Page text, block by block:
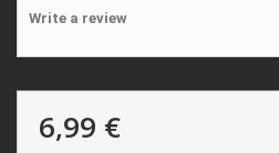
Write a review
6,99 €